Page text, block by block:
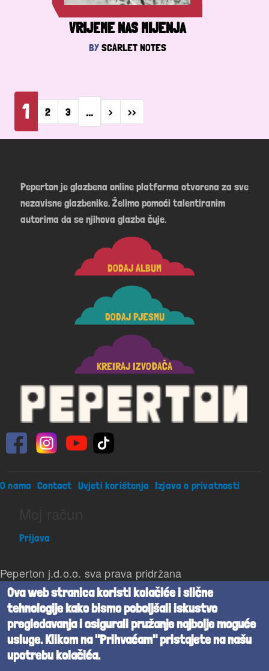
VRIJEME NAS MIJENJA
BYSCARLET NOTES
Pagination
1 2 3 … › Next page
››
Peperton je glazbena online platforma otvorena za sve
nezavisne glazbenike. Želimo pomoći talentiranim
autorima da se njihova glazba čuje.
DODAJ ALBUM
DODAJ PJESMU
KREIRAJ IZVOĐAČA
Footer menu
O nama Contact Uvjeti korištenja Izjava o privatnosti
Prijava
Peperton j.d.o.o. sva prava pridržana
Beta verzija
Powered byCognita
Ova web stranica koristi kolačiće i slične
tehnologije kako bismo poboljšali iskustvo
pregledavanja i osigurali pružanje najbolje moguće
usluge. Klikom na "Prihvaćam" pristajete na našu
upotrebu kolačića.